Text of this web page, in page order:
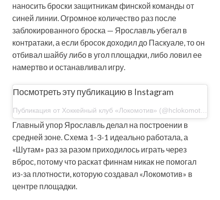
наносить броски защитникам финской команды от
синей линии. Огромное количество раз после
заблокированного броска — Ярославль убегал в
контратаки, а если бросок доходил до Паскуале, то он
отбивал шайбу либо в угол площадки, либо ловил ее
намертво и останавливал игру.
Посмотреть эту публикацию в Instagram
Главный упор Ярославль делал на построении в
средней зоне. Схема 1-3-1 идеально работала, а
«Шутам» раз за разом приходилось играть через
вброс, потому что раскат финнам никак не помогал
из-за плотности, которую создавал «Локомотив» в
центре площадки.